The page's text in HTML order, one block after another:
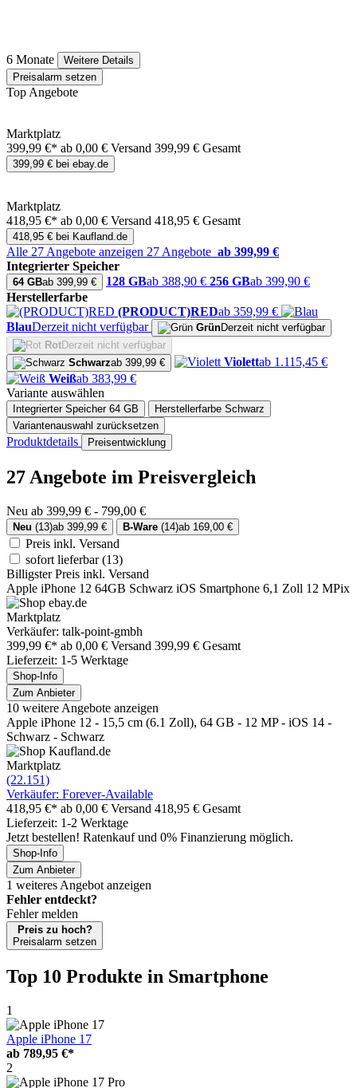
6 Monate
Weitere Details
Preisalarm setzen
Top Angebote
Marktplatz
399,99 €* ab 0,00 € Versand 399,99 € Gesamt
399,99 € bei ebay.de
Marktplatz
418,95 €* ab 0,00 € Versand 418,95 € Gesamt
418,95 € bei Kaufland.de
Alle 27 Angebote anzeigen 27 Angebote ab 399,99 €
Integrierter Speicher
64 GBab 399,99 € 128 GBab 388,90 € 256 GBab 399,90 €
Herstellerfarbe
(PRODUCT)REDab 359,99 €
BlauDerzeit nicht verfügbar GrünDerzeit nicht verfügbar
RotDerzeit nicht verfügbar
Schwarzab 399,99 € Violettab 1.115,45 €
Weißab 383,99 €
Variante auswählen
Integrierter Speicher 64 GB Herstellerfarbe Schwarz
Variantenauswahl zurücksetzen
Produktdetails Preisentwicklung
27 Angebote im Preisvergleich
Neu ab 399,99 € - 799,00 €
Neu (13)ab 399,99 € B-Ware (14)ab 169,00 €
Preis inkl. Versand
sofort lieferbar(13)
Billigster Preis inkl. Versand
Apple iPhone 12 64GB Schwarz iOS Smartphone 6,1 Zoll 12 MPix
Marktplatz
Verkäufer: talk-point-gmbh
399,99 €* ab 0,00 € Versand 399,99 € Gesamt
Lieferzeit: 1-5 Werktage
Shop-Info
Zum Anbieter
10 weitere Angebote anzeigen
Apple iPhone 12 - 15,5 cm (6.1 Zoll), 64 GB - 12 MP - iOS 14 -
Schwarz - Schwarz
Marktplatz
(22.151)
Verkäufer: Forever-Available
418,95 €* ab 0,00 € Versand 418,95 € Gesamt
Lieferzeit: 1-2 Werktage
Jetzt bestellen! Ratenkauf und 0% Finanzierung möglich.
Shop-Info
Zum Anbieter
1 weiteres Angebot anzeigen
Fehler entdeckt?
Fehler melden
Preis zu hoch?
Preisalarm setzen
Top 10 Produkte in Smartphone
1
Apple iPhone 17
ab 789,95 €*
2